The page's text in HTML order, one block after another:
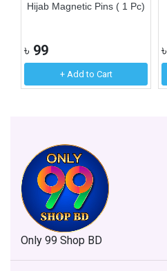
Hijab Magnetic Pins ( 1 Pc)
৳ 99
+ Add to Cart
৳
Only 99 Shop BD